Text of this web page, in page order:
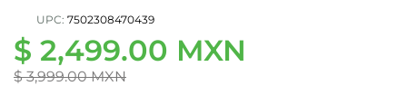
UPC: 7502308470439
Precio
habitual
$ 2,499.00 MXN
$ 3,999.00 MXN